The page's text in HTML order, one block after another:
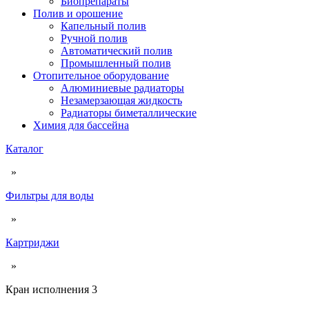
Полив и орошение
Капельный полив
Ручной полив
Автоматический полив
Промышленный полив
Отопительное оборудование
Алюминиевые радиаторы
Незамерзающая жидкость
Радиаторы биметаллические
Химия для бассейна
Каталог
»
Фильтры для воды
»
Картриджи
»
Кран исполнения 3